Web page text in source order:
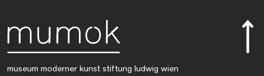
museum moderner kunst stiftung ludwig wien